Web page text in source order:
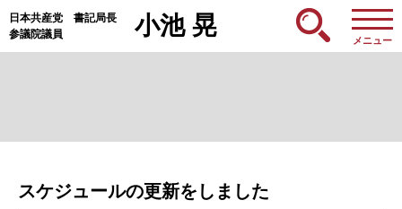
日本共産党 書記局長
参議院議員
小池 晃
メニュー
スケジュールの更新をしました